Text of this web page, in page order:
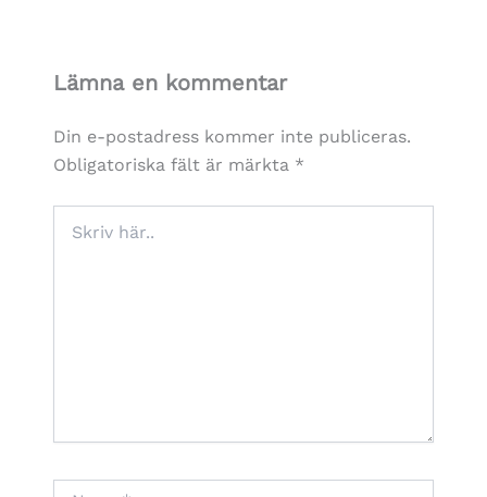
Lämna en kommentar
Din e-postadress kommer inte publiceras.
Obligatoriska fält är märkta *
här..